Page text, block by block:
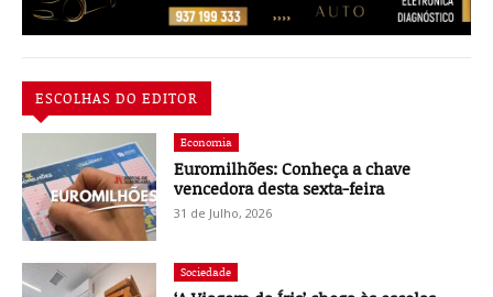
ESCOLHAS DO EDITOR
Economia
Euromilhões: Conheça a chave
vencedora desta sexta-feira
31 de Julho, 2026
Sociedade